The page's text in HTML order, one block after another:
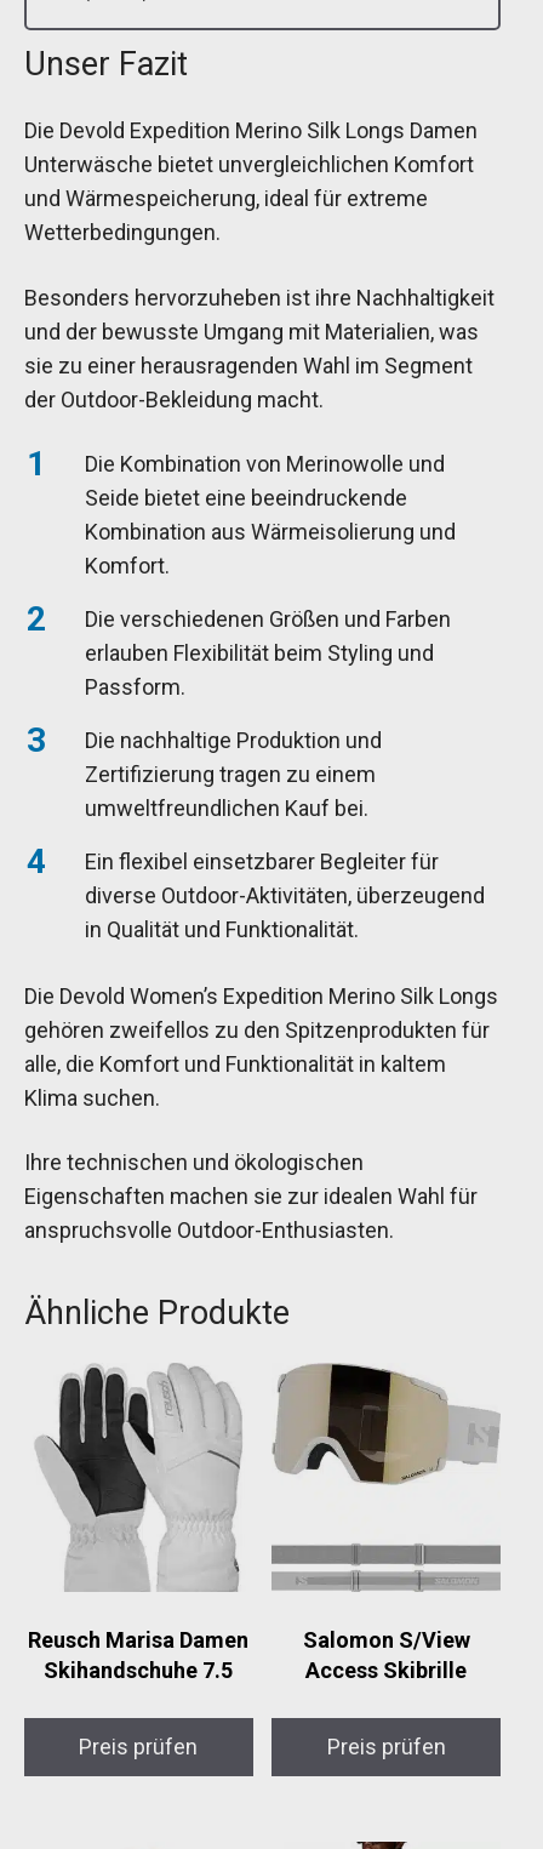
Unser Fazit
Die Devold Expedition Merino Silk Longs Damen
Unterwäsche bietet unvergleichlichen Komfort
und Wärmespeicherung, ideal für extreme
Wetterbedingungen.
Besonders hervorzuheben ist ihre Nachhaltigkeit
und der bewusste Umgang mit Materialien, was
sie zu einer herausragenden Wahl im Segment
der Outdoor-Bekleidung macht.
Die Kombination von Merinowolle und
Seide bietet eine beeindruckende
Kombination aus Wärmeisolierung und
Komfort.
Die verschiedenen Größen und Farben
erlauben Flexibilität beim Styling und
Passform.
Die nachhaltige Produktion und
Zertifizierung tragen zu einem
umweltfreundlichen Kauf bei.
Ein flexibel einsetzbarer Begleiter für
diverse Outdoor-Aktivitäten, überzeugend
in Qualität und Funktionalität.
Die Devold Women’s Expedition Merino Silk Longs
gehören zweifellos zu den Spitzenprodukten für
alle, die Komfort und Funktionalität in kaltem
Klima suchen.
Ihre technischen und ökologischen
Eigenschaften machen sie zur idealen Wahl für
anspruchsvolle Outdoor-Enthusiasten.
Ähnliche Produkte
Reusch Marisa Damen
Skihandschuhe 7.5
Preis prüfen
Salomon S/View
Access Skibrille
Preis prüfen